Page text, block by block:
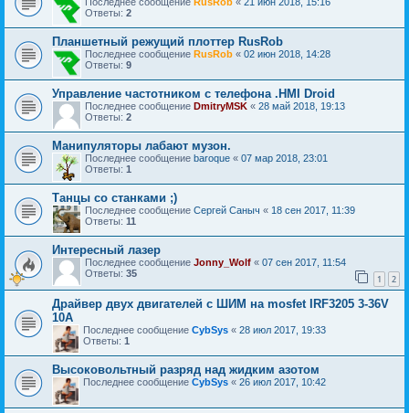
Ответы: 2
Планшетный режущий плоттер RusRob
Последнее сообщение RusRob « 02 июн 2018, 14:28
Ответы: 9
Управление частотником с телефона .HMI Droid
Последнее сообщение DmitryMSK « 28 май 2018, 19:13
Ответы: 2
Манипуляторы лабают музон.
Последнее сообщение baroque « 07 мар 2018, 23:01
Ответы: 1
Танцы со станками ;)
Последнее сообщение Сергей Саныч « 18 сен 2017, 11:39
Ответы: 11
Интересный лазер
Последнее сообщение Jonny_Wolf « 07 сен 2017, 11:54
Ответы: 35 1 2
Драйвер двух двигателей с ШИМ на mosfet IRF3205 3-36V
10А
Последнее сообщение CybSys « 28 июл 2017, 19:33
Ответы: 1
Высоковольтный разряд над жидким азотом
Последнее сообщение CybSys « 26 июл 2017, 10:42